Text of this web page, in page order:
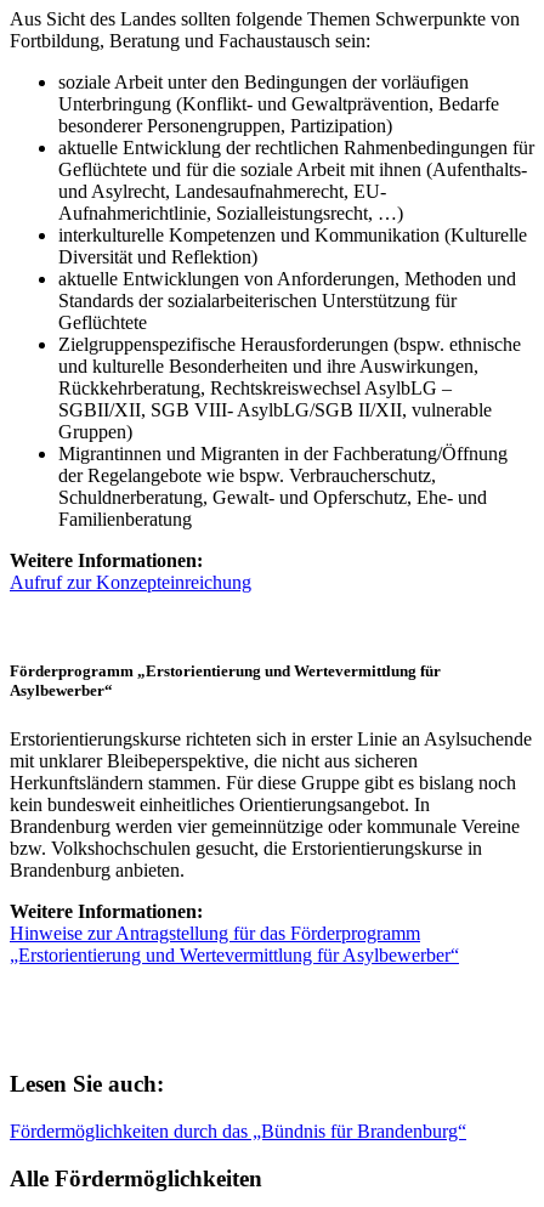
Aus Sicht des Landes sollten folgende Themen Schwerpunkte von
Fortbildung, Beratung und Fachaustausch sein:
soziale Arbeit unter den Bedingungen der vorläufigen
Unterbringung (Konflikt- und Gewaltprävention, Bedarfe
besonderer Personengruppen, Partizipation)
aktuelle Entwicklung der rechtlichen Rahmenbedingungen für
Geflüchtete und für die soziale Arbeit mit ihnen (Aufenthalts-
und Asylrecht, Landesaufnahmerecht, EU-
Aufnahmerichtlinie, Sozialleistungsrecht, …)
interkulturelle Kompetenzen und Kommunikation (Kulturelle
Diversität und Reflektion)
aktuelle Entwicklungen von Anforderungen, Methoden und
Standards der sozialarbeiterischen Unterstützung für
Geflüchtete
Zielgruppenspezifische Herausforderungen (bspw. ethnische
und kulturelle Besonderheiten und ihre Auswirkungen,
Rückkehrberatung, Rechtskreiswechsel AsylbLG –
SGBII/XII, SGB VIII- AsylbLG/SGB II/XII, vulnerable
Gruppen)
Migrantinnen und Migranten in der Fachberatung/Öffnung
der Regelangebote wie bspw. Verbraucherschutz,
Schuldnerberatung, Gewalt- und Opferschutz, Ehe- und
Familienberatung
Weitere Informationen:
Aufruf zur Konzepteinreichung
Förderprogramm „Erstorientierung und Wertevermittlung für
Asylbewerber“
Erstorientierungskurse richteten sich in erster Linie an Asylsuchende
mit unklarer Bleibeperspektive, die nicht aus sicheren
Herkunftsländern stammen. Für diese Gruppe gibt es bislang noch
kein bundesweit einheitliches Orientierungsangebot. In
Brandenburg werden vier gemeinnützige oder kommunale Vereine
bzw. Volkshochschulen gesucht, die Erstorientierungskurse in
Brandenburg anbieten.
Weitere Informationen:
Hinweise zur Antragstellung für das Förderprogramm
„Erstorientierung und Wertevermittlung für Asylbewerber“
Lesen Sie auch:
Fördermöglichkeiten durch das „Bündnis für Brandenburg“
Alle Fördermöglichkeiten